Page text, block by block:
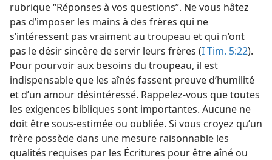
rubrique “Réponses à vos questions”. Ne vous hâtez
pas d’imposer les mains à des frères qui ne
s’intéressent pas vraiment au troupeau et qui n’ont
pas le désir sincère de servir leurs frères (I Tim. 5:22).
Pour pourvoir aux besoins du troupeau, il est
indispensable que les aînés fassent preuve d’humilité
et d’un amour désintéressé. Rappelez-​vous que toutes
les exigences bibliques sont importantes. Aucune ne
doit être sous-estimée ou oubliée. Si vous croyez qu’un
frère possède dans une mesure raisonnable les
qualités requises par les Écritures pour être aîné ou